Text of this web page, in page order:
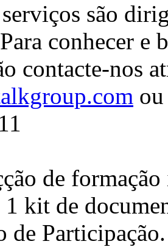
são
conhecer e
contacte-nos
de
kit de
de Participação.